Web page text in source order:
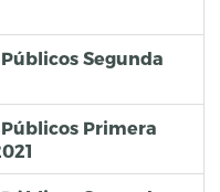
Segunda
Primera